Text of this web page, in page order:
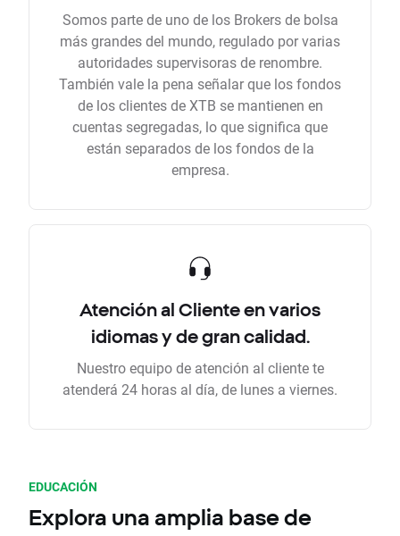
Somos parte de uno de los Brokers de bolsa
más grandes del mundo, regulado por varias
autoridades supervisoras de renombre.
También vale la pena señalar que los fondos
de los clientes de XTB se mantienen en
cuentas segregadas, lo que significa que
están separados de los fondos de la
empresa.
Atención al Cliente en varios
idiomas y de gran calidad.
Nuestro equipo de atención al cliente te
atenderá 24 horas al día, de lunes a viernes.
EDUCACIÓN
Explora una amplia base de